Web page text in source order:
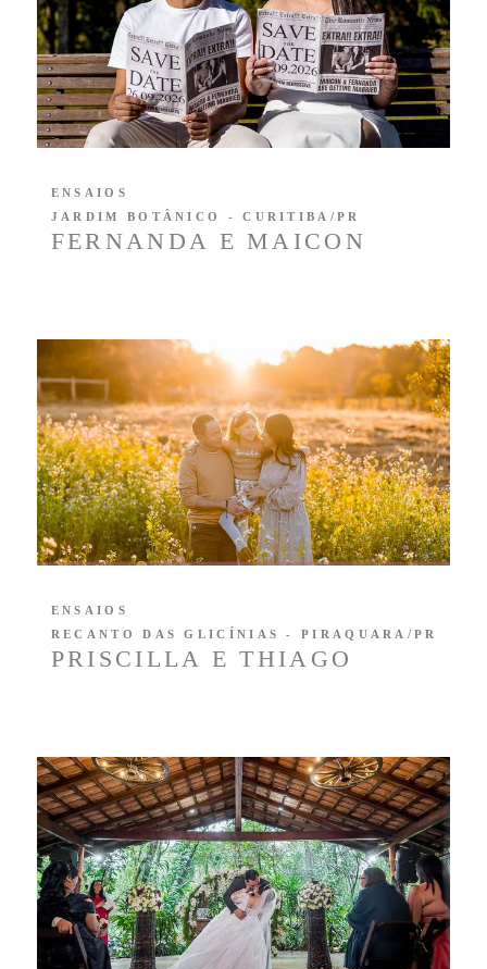
FERNANDA E MAICON
ENSAIOS
JARDIM BOTÂNICO - CURITIBA/PR
PRISCILLA E THIAGO
ENSAIOS
RECANTO DAS GLICÍNIAS - PIRAQUARA/PR